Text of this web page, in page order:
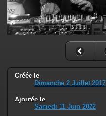
Créée le
Dimanche 2 Juillet 2017
Ajoutée le
Samedi 11 Juin 2022